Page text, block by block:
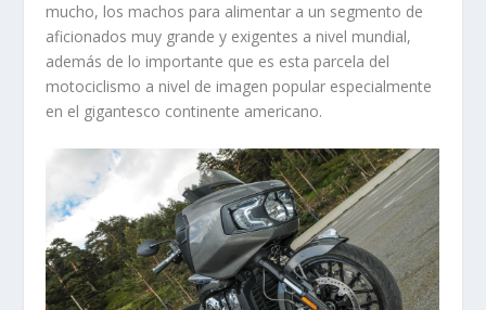
mucho, los machos para alimentar a un segmento de
aficionados muy grande y exigentes a nivel mundial,
además de lo importante que es esta parcela del
motociclismo a nivel de imagen popular especialmente
en el gigantesco continente americano.